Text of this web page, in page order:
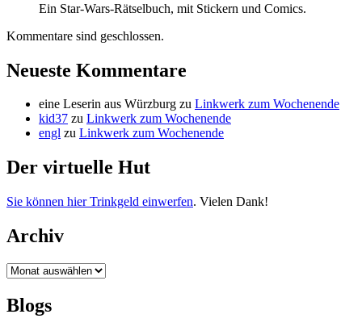
Ein Star-Wars-Rätselbuch, mit Stickern und Comics.
Kommentare sind geschlossen.
Neueste Kommentare
eine Leserin aus Würzburg zu Linkwerk zum Wochenende
kid37 zu Linkwerk zum Wochenende
engl zu Linkwerk zum Wochenende
Der virtuelle Hut
Sie können hier Trinkgeld einwerfen. Vielen Dank!
Archiv
Archiv
Blogs